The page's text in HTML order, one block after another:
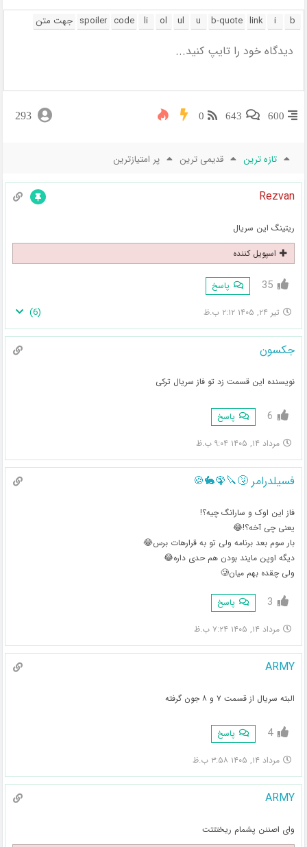
600
643
0
293
تازه ترین قدیمی ترین پر امتیازترین
Rezvan
ریتینگ این سریال
اسپویل کننده
35 پاسخ
تیر ۲۴, ۱۴۰۵ ۲:۱۲ ب.ظ (
6
)
جکسون
نویسنده این قسمت زد تو فاز سریال ترکی
6 پاسخ
مرداد ۱۴, ۱۴۰۵ ۹:۰۴ ب.ظ
فسیلدرامر 🤧🔪🦚🐇🍪
فاز این اوک و سارانگ چیه؟!
یعنی چی آخه؟!😂
بار سوم بعد برنامه ولی تو به قرارهات برس😂
دیگه اوپن مایند بودن هم حدی داره😂
ولی چقده بهم میان🥲
3 پاسخ
مرداد ۱۴, ۱۴۰۵ ۷:۲۴ ب.ظ
ARMY
البته سریال از قسمت ۷ و ۸ جون گرفته
4 پاسخ
مرداد ۱۴, ۱۴۰۵ ۳:۵۸ ب.ظ
ARMY
وای اصننن پشمام ریختتتت